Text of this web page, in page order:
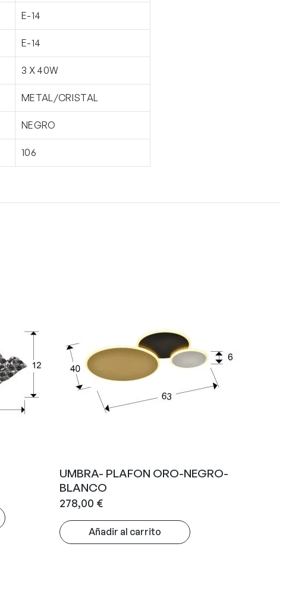
E-14
E-14
3 X 40W
METAL/CRISTAL
NEGRO
106
UMBRA- PLAFON ORO-NEGRO-
BLANCO
278,00 €
Añadir al carrito